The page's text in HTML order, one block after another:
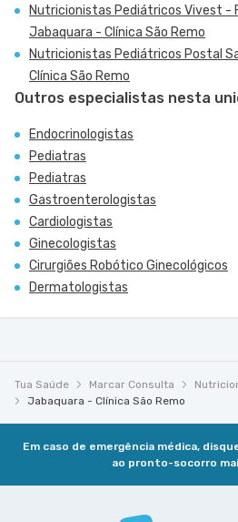
Nutricionistas Pediátricos Vivest -
Jabaquara - Clínica São Remo
Nutricionistas Pediátricos Postal
Clínica São Remo
Outros especialistas nesta
Endocrinologistas
Pediatras
Pediatras
Gastroenterologistas
Cardiologistas
Ginecologistas
Cirurgiões Robótico Ginecológicos
Dermatologistas
Tua Saúde Marcar Consulta
Jabaquara - Clínica São Remo
Em caso de emergência médica,
ao pronto-socorro